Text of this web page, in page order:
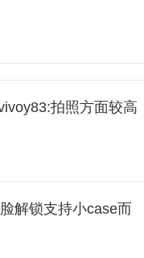
拍照方面较高
解锁支持小case而